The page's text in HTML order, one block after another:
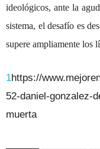
ideológicos, ante la
sistema, el desafío es
supere ampliamente los
1https://
52-daniel-gonzalez-
muerta